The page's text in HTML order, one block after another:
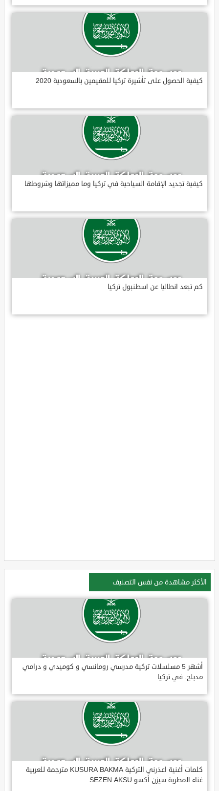
كيفية الحصول على تأشيرة تركيا للمقيمين بالسعودية 2020
كيفية تجديد الإقامة السياحية في تركيا وما مميزاتها وشروطها
كم تبعد انطاليا عن اسطنبول تركيا
الأكثر مشاهدة من نفس التصنيف
أشهر 5 مسلسلات تركية مدرسي رومانسي و كوميدي و درامي
مدبلج. في تركيا
كلمات أغنية اعذرني التركية KUSURA BAKMA مترجمة للعربية
غناء المطربة سيزن أكسو SEZEN AKSU